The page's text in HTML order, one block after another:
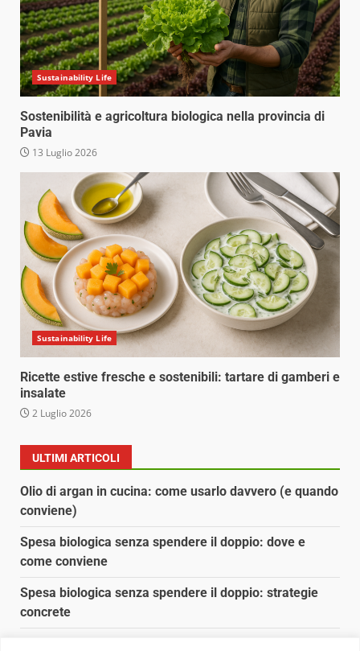
Sustainability Life
Sostenibilità e agricoltura biologica nella provincia di
Pavia
13 Luglio 2026
Sustainability Life
Ricette estive fresche e sostenibili: tartare di gamberi e
insalate
2 Luglio 2026
ULTIMI ARTICOLI
Olio di argan in cucina: come usarlo davvero (e quando
conviene)
Spesa biologica senza spendere il doppio: dove e
come conviene
Spesa biologica senza spendere il doppio: strategie
concrete